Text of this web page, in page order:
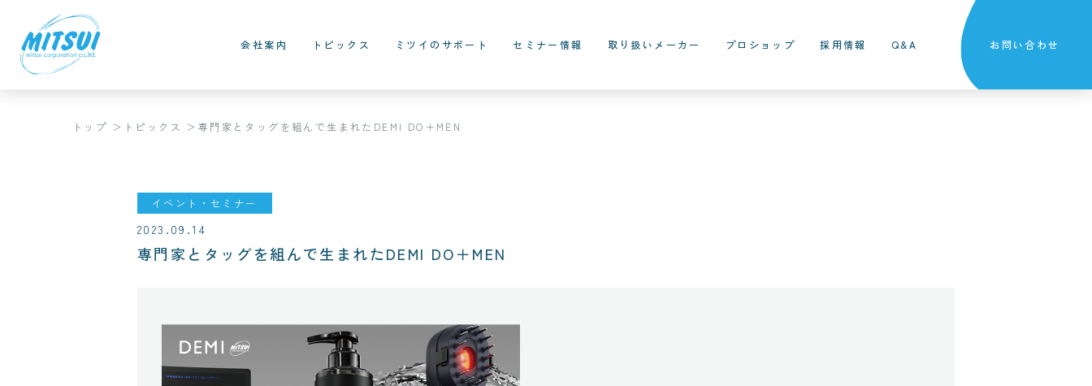
会社案内 トピックス ミツイのサポート セミナー情報 取り扱いメーカー プロショップ 採用情報 Q&A お問い合わせ
トップ トピックス 専門家とタッグを組んで生まれたDEMI DO＋MEN
イベント・セミナー
2023.09.14
専門家とタッグを組んで生まれたDEMI DO＋MEN